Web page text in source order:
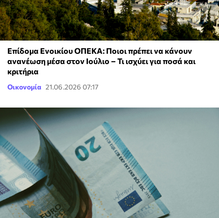
Επίδομα Ενοικίου ΟΠΕΚΑ: Ποιοι πρέπει να κάνουν
ανανέωση μέσα στον Ιούλιο – Τι ισχύει για ποσά και
κριτήρια
Οικονομία 21.06.2026 07:17